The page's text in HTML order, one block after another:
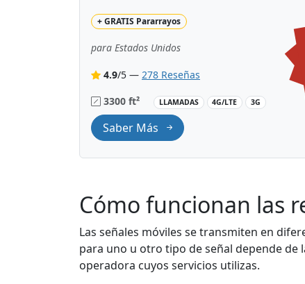
+GRATIS Pararrayos
para Estados Unidos
4.9/5 — 278 Reseñas
3300 ft²
LLAMADAS 4G/LTE 3G
Saber Más
Cómo funcionan las
Las señales móviles se transmiten en
para uno u otro tipo de señal depende de
operadora cuyos servicios utilizas.